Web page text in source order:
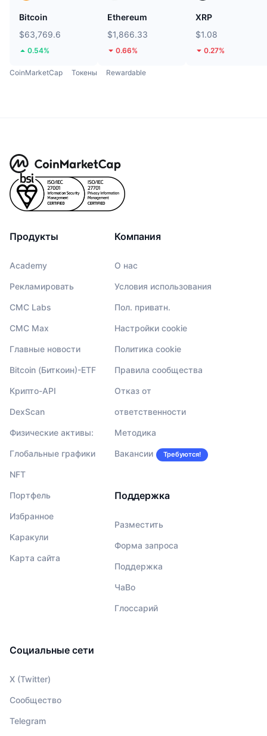
Bitcoin
$63,769.6
0.54%
Ethereum
$1,866.33
0.66%
XRP
$1.08
0.27%
CoinMarketCap Токены Rewardable
Продукты
Academy
Рекламировать
CMC Labs
CMC Max
Главные новости
Bitcoin (Биткоин)-ETF
Крипто-API
DexScan
Физические активы:
Глобальные графики
NFT
Портфель
Избранное
Каракули
Карта сайта
Компания
О нас
Условия использования
Пол. приватн.
Настройки cookie
Политика cookie
Правила сообщества
Отказ от
ответственности
Методика
Вакансии Требуются!
Поддержка
Разместить
Форма запроса
Поддержка
ЧаВо
Глоссарий
Социальные сети
X (Twitter)
Сообщество
Telegram